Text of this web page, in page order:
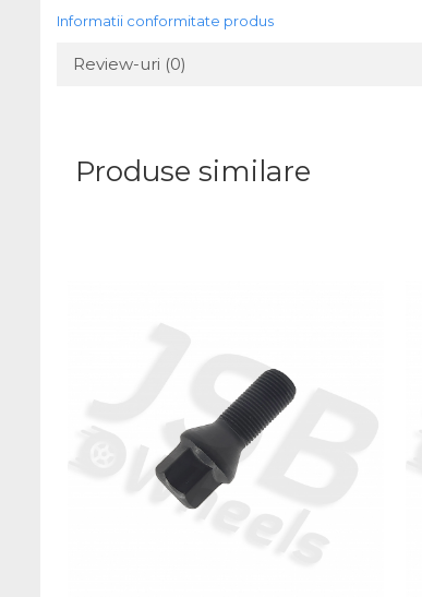
Informatii conformitate produs
Review-uri (0)
Produse similare